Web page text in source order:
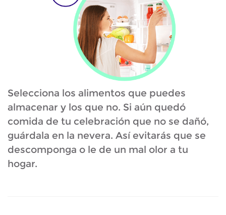
Selecciona los alimentos que puedes
almacenar y los que no. Si aún quedó
comida de tu celebración que no se dañó,
guárdala en la nevera. Así evitarás que se
descomponga o le de un mal olor a tu
hogar.